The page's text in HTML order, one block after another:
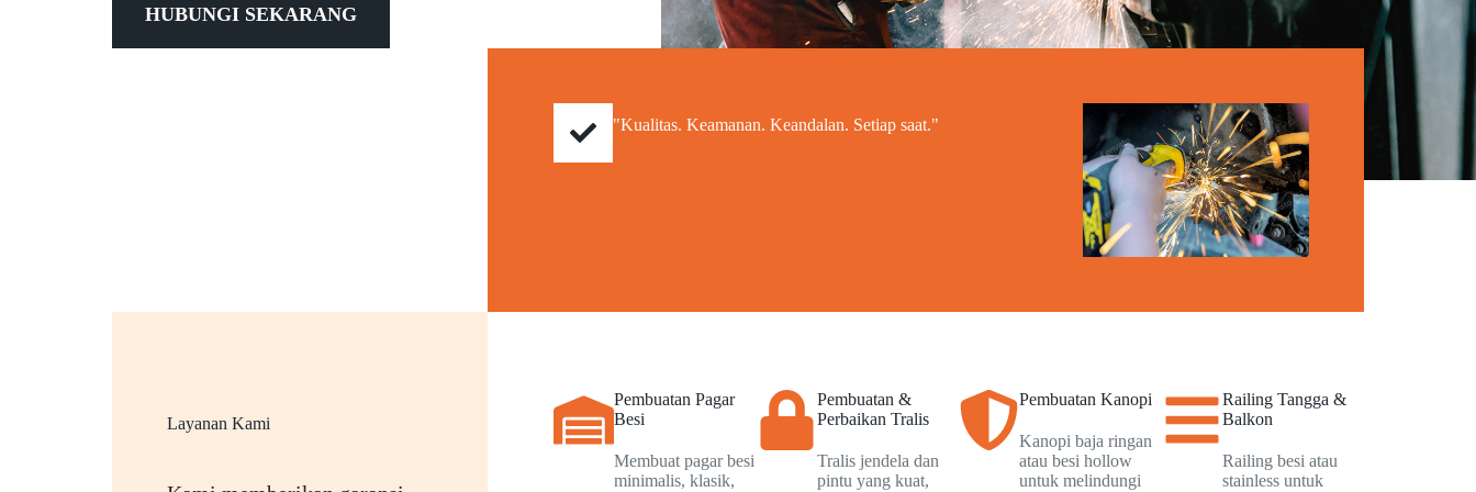
HUBUNGI SEKARANG
"Kualitas. Keamanan. Keandalan. Setiap saat."
Layanan Kami
Pembuatan Pagar
Besi
Membuat pagar besi
minimalis, klasik,
Pembuatan &
Perbaikan Tralis
Tralis jendela dan
pintu yang kuat,
Pembuatan Kanopi
Kanopi baja ringan
atau besi hollow
untuk melindungi
Railing Tangga &
Balkon
Railing besi atau
stainless untuk